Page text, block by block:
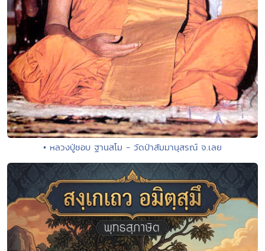
• หลวงปู่ชอบ ฐานสโม - วัดป่าสัมมานุสรณ์ จ.เลย